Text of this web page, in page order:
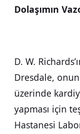
Dolaşımın
D. W.
Dresdale,
üzerinde
yapması için
Hastanesi